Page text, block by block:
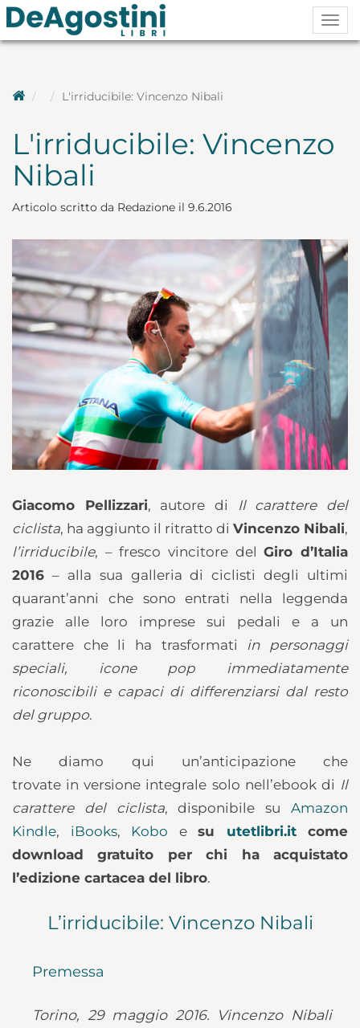
L'irriducibile: Vincenzo Nibali
L'irriducibile: Vincenzo
Nibali
Articolo scritto da Redazione il 9.6.2016
Giacomo Pellizzari, autore di
Il carattere del
ciclista, ha aggiunto il ritratto di Vincenzo Nibali,
l’irriducibile, – fresco vincitore delGiro d’Italia
2016 – alla sua galleria di ciclisti degli ultimi
quarant’anni che sono entrati nella leggenda
grazie alle loro imprese sui pedali e a un
carattere che li ha trasformati in personaggi
speciali, icone pop immediatamente
riconoscibili e capaci di differenziarsi dal resto
del gruppo.
Ne diamo qui un’anticipazione che
trovate in versione integrale solo nell’ebook di Il
carattere del ciclista, disponibile suAmazon
Kindle, iBooks, Kobo e su utetlibri.itcome
download gratuito per chi ha acquistato
l’edizione cartacea del libro.
L’irriducibile: Vincenzo Nibali
Premessa
Torino, 29 maggio 2016. Vincenzo Nibali